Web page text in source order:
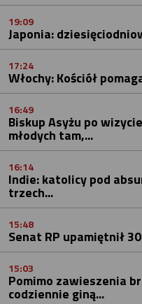
19:09
Japonia:
17:24
Włochy: Kościół
16:49
Biskup Asyżu po
młodych tam,...
16:14
Indie: katolicy pod
trzech...
15:48
Senat RP upamiętnił
15:03
Pomimo zawieszenia
codziennie giną...